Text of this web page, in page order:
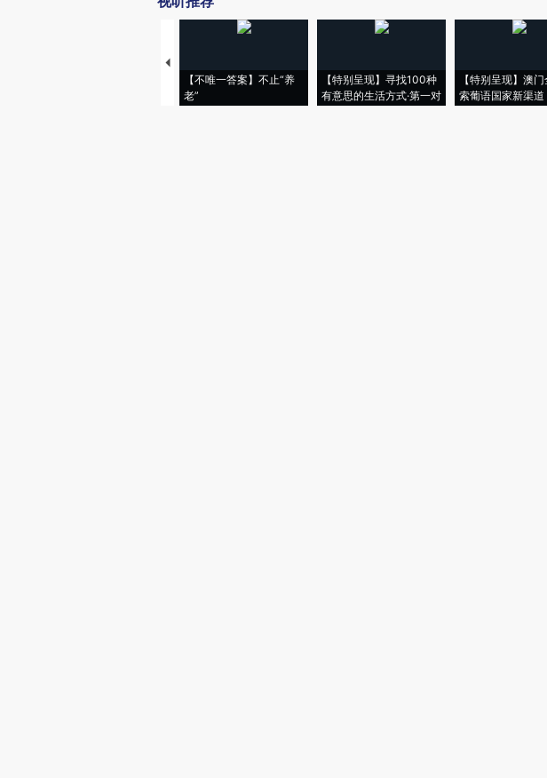
【不唯一答案】不止“养
老”
【特别呈现】寻找100种
有意思的生活方式·第一对
【特别呈现】澳
索葡语国家新渠道